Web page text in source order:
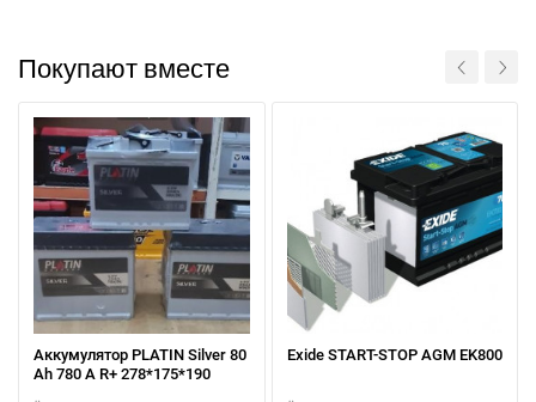
Покупают вместе
Аккумулятор PLATIN Silver 80
Ah 780 A R+ 278*175*190
Exide START-STOP AGM EK800